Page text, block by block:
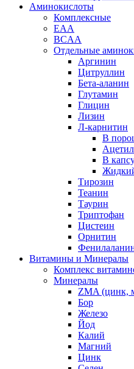
Аминокислоты
Комплексные
EAA
BCAA
Отдельные
Аргинин
Цитруллин
Бета-аланин
Глутамин
Глицин
Лизин
Л-карнитин
В
В
Тирозин
Теанин
Таурин
Триптофан
Цистеин
Орнитин
Витамины и Минералы
Комплекс
Минералы
ZMA (цинк,
Бор
Железо
Йод
Калий
Магний
Цинк